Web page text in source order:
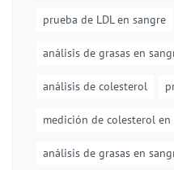
prueba de LDL en sangre
análisis de grasas en
análisis de colesterol
medición de colesterol en
análisis de grasas en